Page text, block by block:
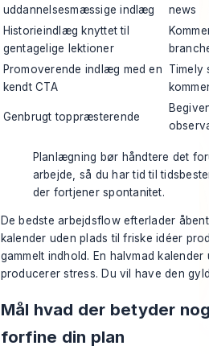
uddannelsesmæssige indlæg
news
Historieindlæg knyttet til
gentagelige lektioner
Promoverende indlæg med en
kendt CTA
Timely
Genbrugt toppræsterende
Planlægning bør håndtere det
arbejde, så du har tid til
der fortjener spontanitet.
De bedste arbejdsflow efterlader
kalender uden plads til friske idéer
gammelt indhold. En halvmad kalender
producerer stress. Du vil have den
Mål hvad der betyder
forfine din plan